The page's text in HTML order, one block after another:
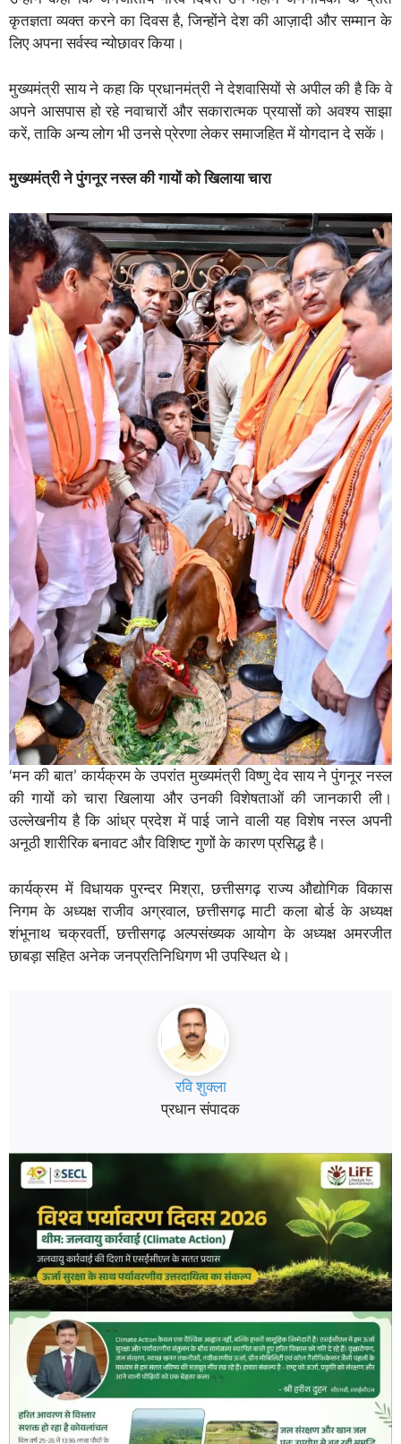
कृतज्ञता व्यक्त करने का दिवस है, जिन्होंने देश की आज़ादी और सम्मान के
लिए अपना सर्वस्व न्योछावर किया।
मुख्यमंत्री साय ने कहा कि प्रधानमंत्री ने देशवासियों से अपील की है कि वे
अपने आसपास हो रहे नवाचारों और सकारात्मक प्रयासों को अवश्य साझा
करें, ताकि अन्य लोग भी उनसे प्रेरणा लेकर समाजहित में योगदान दे सकें।
मुख्यमंत्री ने पुंगनूर नस्ल की गायों को खिलाया चारा
‘मन की बात’ कार्यक्रम के उपरांत मुख्यमंत्री विष्णु देव साय ने पुंगनूर नस्ल
की गायों को चारा खिलाया और उनकी विशेषताओं की जानकारी ली।
उल्लेखनीय है कि आंध्र प्रदेश में पाई जाने वाली यह विशेष नस्ल अपनी
अनूठी शारीरिक बनावट और विशिष्ट गुणों के कारण प्रसिद्ध है।
कार्यक्रम में विधायक पुरन्दर मिश्रा, छत्तीसगढ़ राज्य औद्योगिक विकास
निगम के अध्यक्ष राजीव अग्रवाल, छत्तीसगढ़ माटी कला बोर्ड के अध्यक्ष
शंभूनाथ चक्रवर्ती, छत्तीसगढ़ अल्पसंख्यक आयोग के अध्यक्ष अमरजीत
छाबड़ा सहित अनेक जनप्रतिनिधिगण भी उपस्थित थे।
रवि शुक्ला
प्रधान संपादक